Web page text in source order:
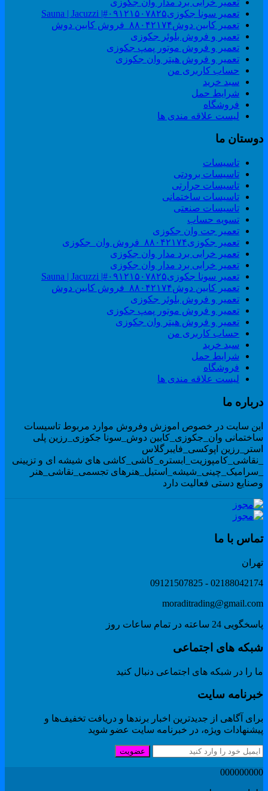
تعمیر سونا جکوزی۰۹۱۲۱۵۰۷۸۲۵#| Sauna | Jacuzzi
تعمیر کابین دوش۸۸۰۴۲۱۷۴_فروش کابین دوش
تعمیر و فروش بلوئر جکوزی
تعمیر و فروش موتور پمپ جکوزی
تعمیر و فروش هیتر وان جکوزی
حساب کاربری من
سبد خرید
شرایط حمل
فروشگاه
لیست علاقه مندی ها
ما
تاسیسات
تاسیسات برودتی
تاسیسات حرارتی
تاسیسات ساختمانی
تاسیسات صنعتی
تسویه حساب
تعمیر جت وان جکوزی
تعمیر جکوزی۸۸۰۴۲۱۷۴_فروش وان_جکوزی
تعمیر خرابی برد مدار وان جکوزی
تعمیر خرابی برد مدار وان جکوزی
تعمیر سونا جکوزی۰۹۱۲۱۵۰۷۸۲۵#| Sauna | Jacuzzi
تعمیر کابین دوش۸۸۰۴۲۱۷۴_فروش کابین دوش
تعمیر و فروش بلوئر جکوزی
تعمیر و فروش موتور پمپ جکوزی
تعمیر و فروش هیتر وان جکوزی
حساب کاربری من
سبد خرید
شرایط حمل
فروشگاه
لیست علاقه مندی ها
ما
سایت در خصوص اموزش وفروش موارد مربوط تاسیسات
وان_جکوزی_کابین دوش_سونا جکوزی_رزین پلی
اپوکسی_فایبرگلاس
های شیشه ای و تزیینی
تجسمی_نقاشی_هنر
دستی فعالیت دارد
با ما
02188042174 -
24 ساعته در تمام ساعات روز
های اجتماعی
را در شبکه های اجتماعی دنبال کنید
سایت
آگاهی از جدیدترین اخبار برندها و دریافت تخفیف‌ها و
ویژه، در خبرنامه سایت عضو شوید
عضویت